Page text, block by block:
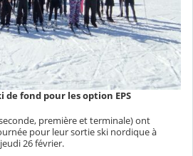
de fond pour les option EPS
première et terminale) ont
pour leur sortie ski nordique à
26 février.